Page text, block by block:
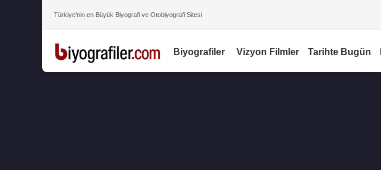
Türkiye’nin en Büyük Biyografi ve Otobiyografi Sitesi
Biyografiler Vizyon Filmler Tarihte Bugün